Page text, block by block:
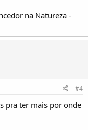
na Natureza -
#4
pra ter mais por onde